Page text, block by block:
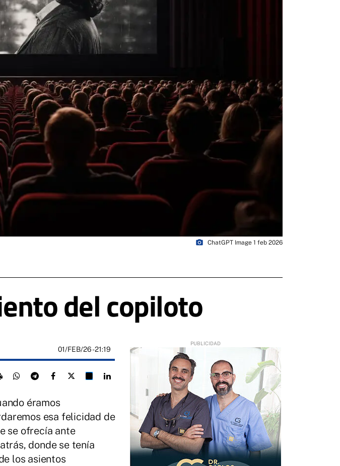
del copiloto
photo_camera ChatGPT Image 1 feb 2026
01/FEB/26- 21:19
éramos
esa felicidad de
se ofrecía ante
donde se tenía
los asientos